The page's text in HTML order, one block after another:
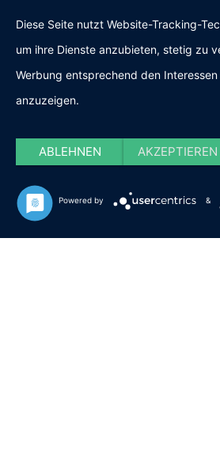
Diese Seite nutzt Website-Tracking-
um ihre Dienste anzubieten, stetig zu
Werbung entsprechend den
anzuzeigen.
ABLEHNEN AKZEPTIEREN
Powered by &